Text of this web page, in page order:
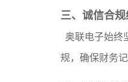
三、诚信合
奥联电子始终
规，确保财务